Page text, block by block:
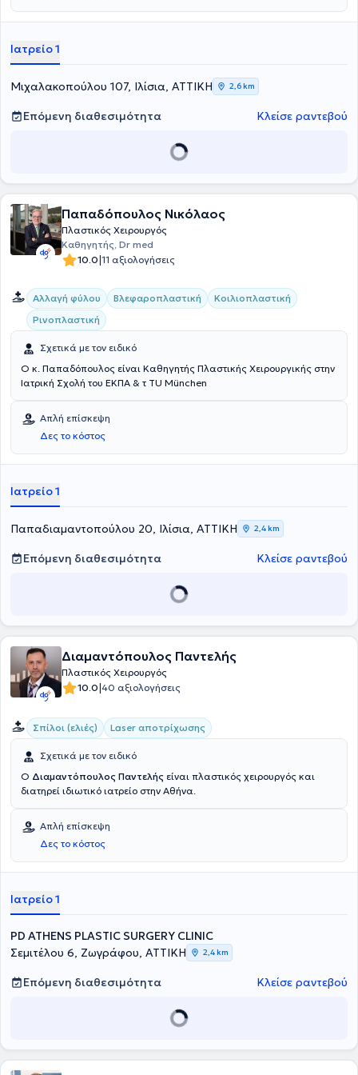
κλινική εμπειρία και κατάρτιση. Τέλος, εξειδικεύεται στη
καθώς και στα fillers.
Ιατρείο 1
Μιχαλακοπούλου 107, Ιλίσια, ΑΤΤΙΚΗ 2,6 km
Επόμενη διαθεσιμότητα Κλείσε ραντεβού
Παπαδόπουλος Νικόλαος
Πλαστικός Χειρουργός
Καθηγητής, Dr med
10.0|11 αξιολογήσεις
Αλλαγή φύλου Βλεφαροπλαστική
Κοιλιοπλαστική
Ρινοπλαστική
Σχετικά με τον ειδικό
Ο κ. Παπαδόπουλος είναι Καθηγητής Πλαστικής Χειρουργικής στην
Ιατρική Σχολή του ΕΚΠΑ & τ TU Μünchen
Απλή επίσκεψη
Δες το κόστος
Ιατρείο 1
Παπαδιαμαντοπούλου 20, Ιλίσια, ΑΤΤΙΚΗ 2,4 km
Επόμενη διαθεσιμότητα Κλείσε ραντεβού
Διαμαντόπουλος Παντελής
Πλαστικός Χειρουργός
10.0|40 αξιολογήσεις
Σπίλοι (ελιές) Laser αποτρίχωσης
Σχετικά με τον ειδικό
Ο Διαμαντόπουλος Παντελής είναι πλαστικός χειρουργός και
διατηρεί ιδιωτικό ιατρείο στην Αθήνα.
Απλή επίσκεψη
Δες το κόστος
Ιατρείο 1
PD ATHENS PLASTIC SURGERY CLINIC
Σεμιτέλου 6, Ζωγράφου, ΑΤΤΙΚΗ
2,4 km
Επόμενη διαθεσιμότητα Κλείσε ραντεβού